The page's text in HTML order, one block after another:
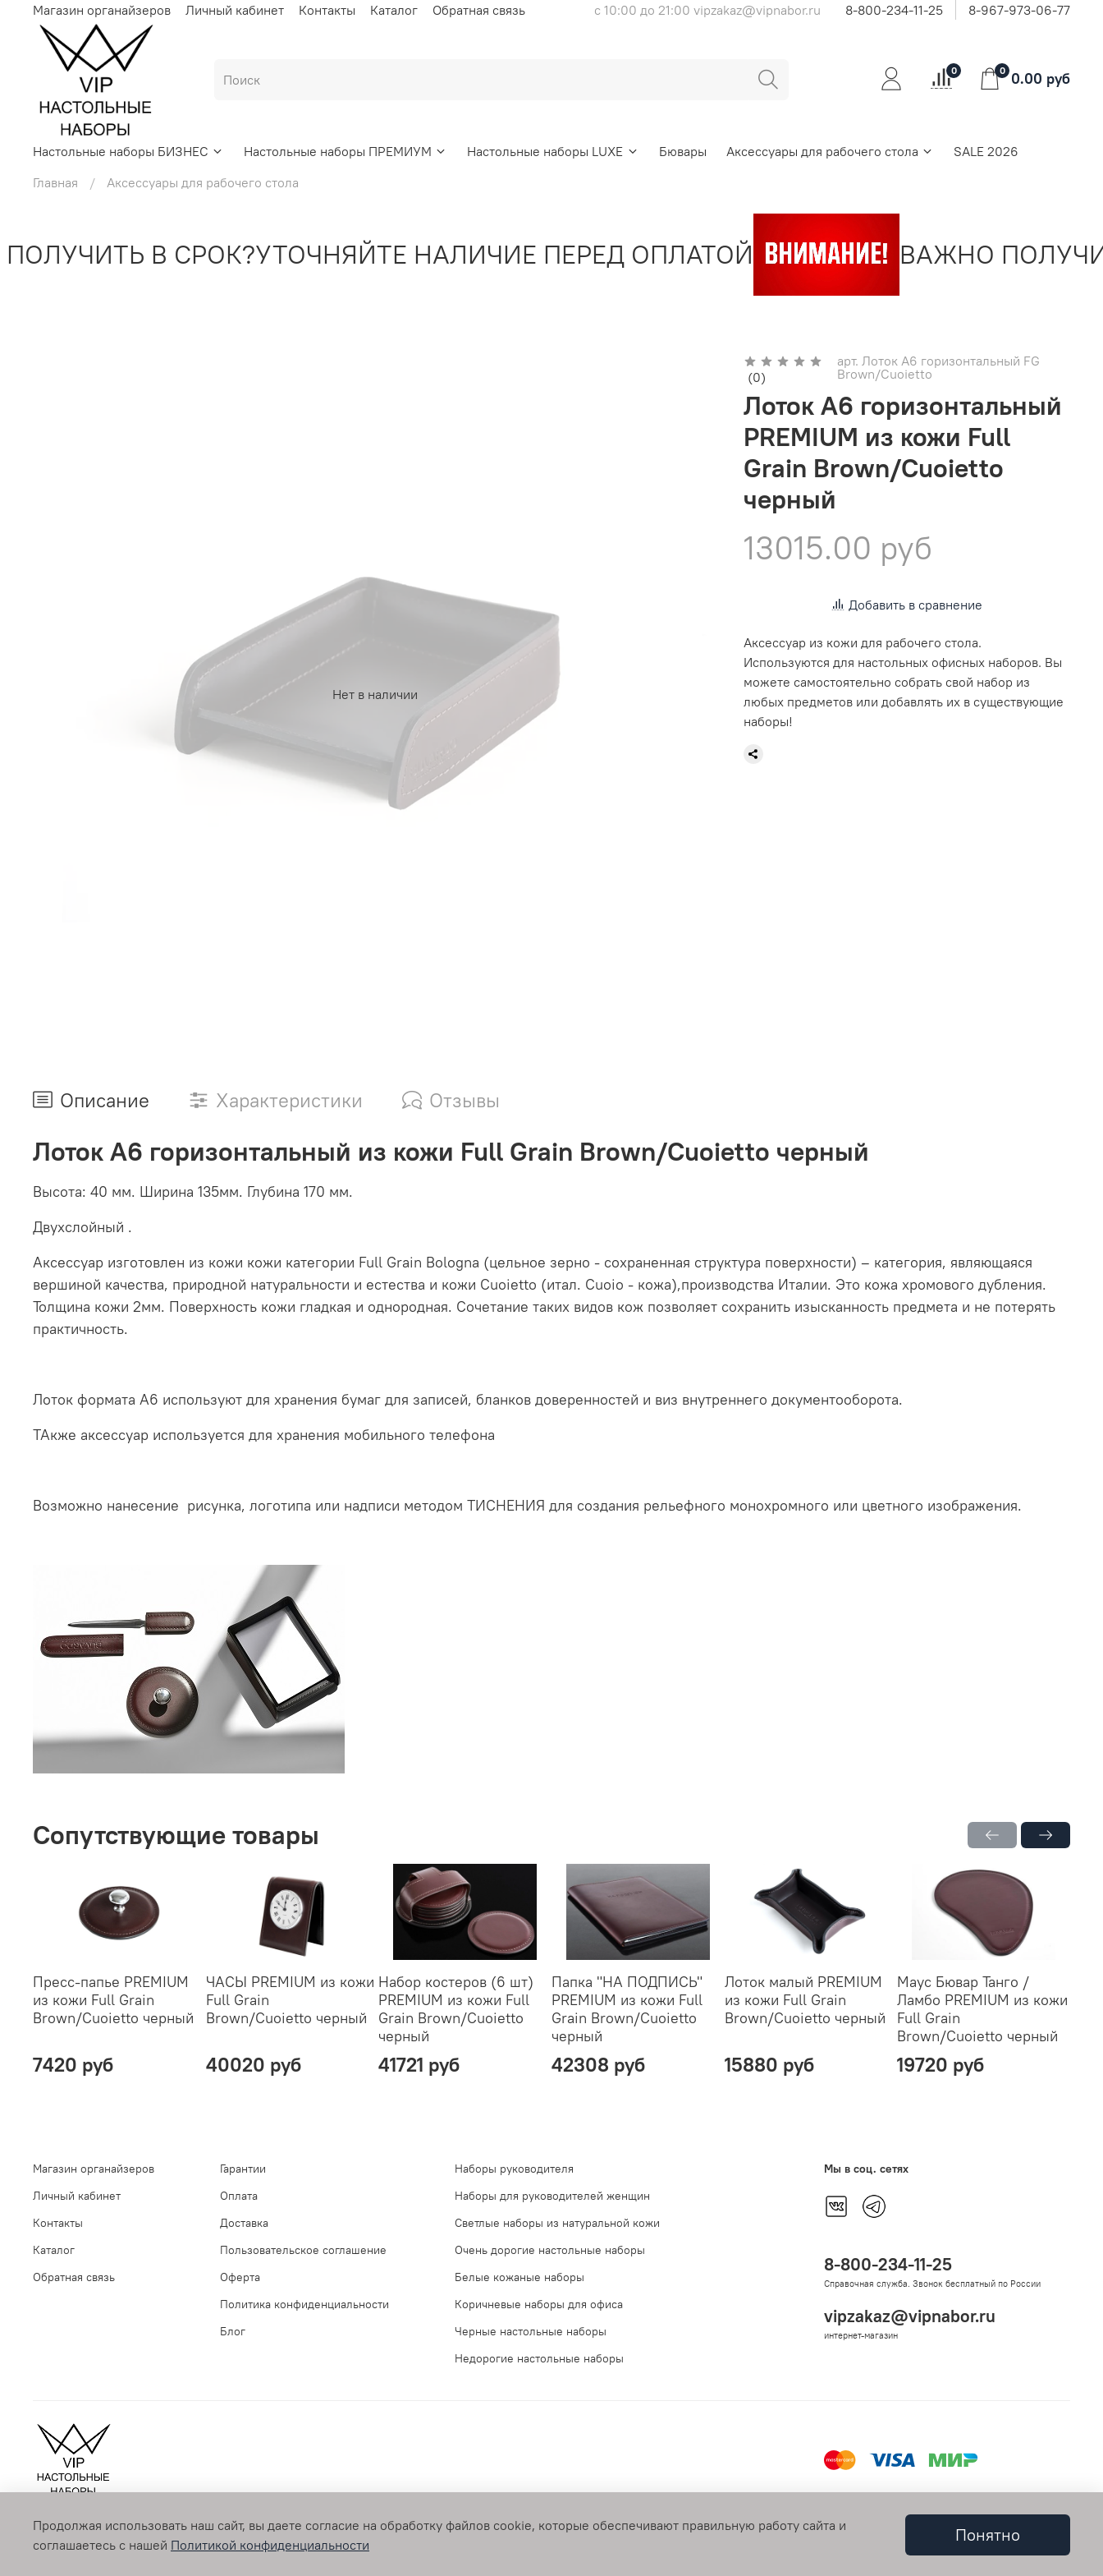
Магазин органайзеров Личный кабинет Контакты Каталог Обратная связь с 10:00 до 21:00 vipzakaz@vipnabor.ru 8-800-234-11-25 8-967-973-06-77
0 0 0.00 руб
Настольные наборы БИЗНЕС Настольные наборы ПРЕМИУМ Настольные наборы LUXE Бювары Аксессуары для рабочего стола
SALE 2026
Главная
Аксессуары для рабочего стола
В СРОК?УТОЧНЯЙТЕ НАЛИЧИЕ ПЕРЕД ОПЛАТОЙ ВАЖНО
Нет в наличии
(0)
арт.Лоток А6 горизонтальный FG
Brown/Cuoietto
Лоток А6 горизонтальный
PREMIUM из кожи Full
Grain Brown/Cuoietto
черный
13015.00 руб
Добавить в сравнение
Аксессуар из кожи для рабочего стола.
Используются для настольных офисных наборов. Вы
можете самостоятельно собрать свой набор из
любых предметов или добавлять их в существующие
наборы!
Описание Характеристики Отзывы
Лоток А6 горизонтальный из кожи Full Grain Brown/Cuoietto черный
Высота: 40 мм. Ширина 135мм. Глубина 170 мм.
Двухслойный .
Аксессуар изготовлен из кожи кожи категории Full Grain Bologna (цельное зерно - сохраненная структура поверхности) – категория, являющаяся
вершиной качества, природной натуральности и естества и кожи Cuoietto (итал. Cuoio - кожа),производства Италии. Это кожа хромового дубления.
Толщина кожи 2мм. Поверхность кожи гладкая и однородная. Сочетание таких видов кож позволяет сохранить изысканность предмета и не потерять
практичность.
Лоток формата А6 используют для хранения бумаг для записей, бланков доверенностей и виз внутреннего документооборота.
ТАкже аксессуар используется для хранения мобильного телефона
Возможно нанесение рисунка, логотипа или надписи методом ТИСНЕНИЯ для создания рельефного монохромного или цветного изображения.
Сопутствующие товары
Пресс-папье PREMIUM
из кожи Full Grain
Brown/Cuoietto черный
7420 руб
ЧАСЫ PREMIUM из кожи
Full Grain
Brown/Cuoietto черный
40020 руб
Набор костеров (6 шт)
PREMIUM из кожи Full
Grain Brown/Cuoietto
черный
41721 руб
Папка "НА ПОДПИСЬ"
PREMIUM из кожи Full
Grain Brown/Cuoietto
черный
42308 руб
Лоток малый PREMIUM
из кожи Full Grain
Brown/Cuoietto черный
15880 руб
Маус Бювар Танго /
Ламбо PREMIUM из кожи
Full Grain
Brown/Cuoietto черный
19720 руб
Магазин органайзеров
Личный кабинет
Контакты
Каталог
Обратная связь
Гарантии
Оплата
Доставка
Пользовательское соглашение
Оферта
Политика конфиденциальности
Блог
Наборы руководителя
Наборы для руководителей женщин
Светлые наборы из натуральной кожи
Очень дорогие настольные наборы
Белые кожаные наборы
Коричневые наборы для офиса
Черные настольные наборы
Недорогие настольные наборы
Мы в соц. сетях
8-800-234-11-25
Справочная служба. Звонок бесплатный по России
vipzakaz@vipnabor.ru
интернет-магазин
© 2009-2026 vipnabor.ru Любое использование контента без письменного разрешения запрещено
Продолжая использовать наш сайт, вы даете согласие на обработку файлов cookie, которые обеспечивают правильную работу сайта и
соглашаетесь с нашей Политикой конфиденциальности Понятно